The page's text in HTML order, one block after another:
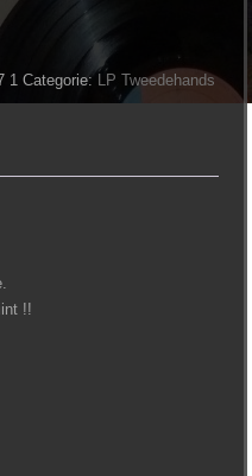
1 Categorie: LP Tweedehands
!!